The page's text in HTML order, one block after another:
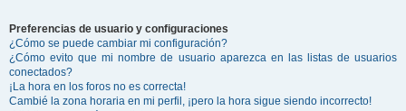
Preferencias de usuario y configuraciones
¿Cómo se puede cambiar mi configuración?
¿Cómo evito que mi nombre de usuario aparezca en las listas de usuarios
conectados?
¡La hora en los foros no es correcta!
Cambié la zona horaria en mi perfil, ¡pero la hora sigue siendo incorrecto!